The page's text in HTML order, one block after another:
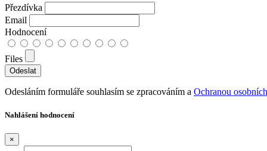
Přezdívka
Email
Hodnocení
Files
Odesláním formuláře souhlasím se zpracováním a Ochranou
Nahlášení hodnocení
×